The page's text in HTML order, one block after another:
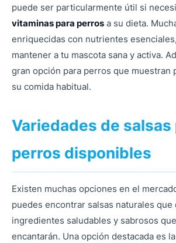
puede ser particularmente útil si
vitaminas para perros a su dieta.
enriquecidas con nutrientes
mantener a tu mascota sana y activa.
gran opción para perros que muestran
su comida habitual.
Variedades de salsas
perros disponibles
Existen muchas opciones en el
puedes encontrar salsas naturales que
ingredientes saludables y sabrosos
encantarán. Una opción destacada es